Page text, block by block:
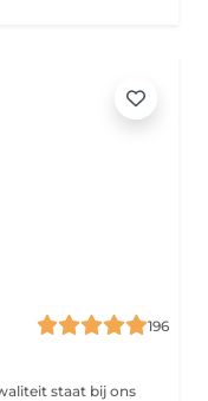
196
staat bij ons